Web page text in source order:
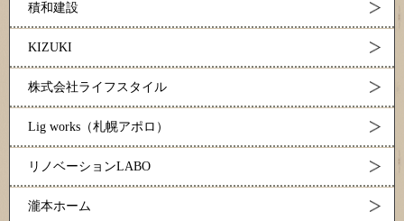
積和建設
KIZUKI
株式会社ライフスタイル
Lig works（札幌アポロ）
リノベーションLABO
瀧本ホーム